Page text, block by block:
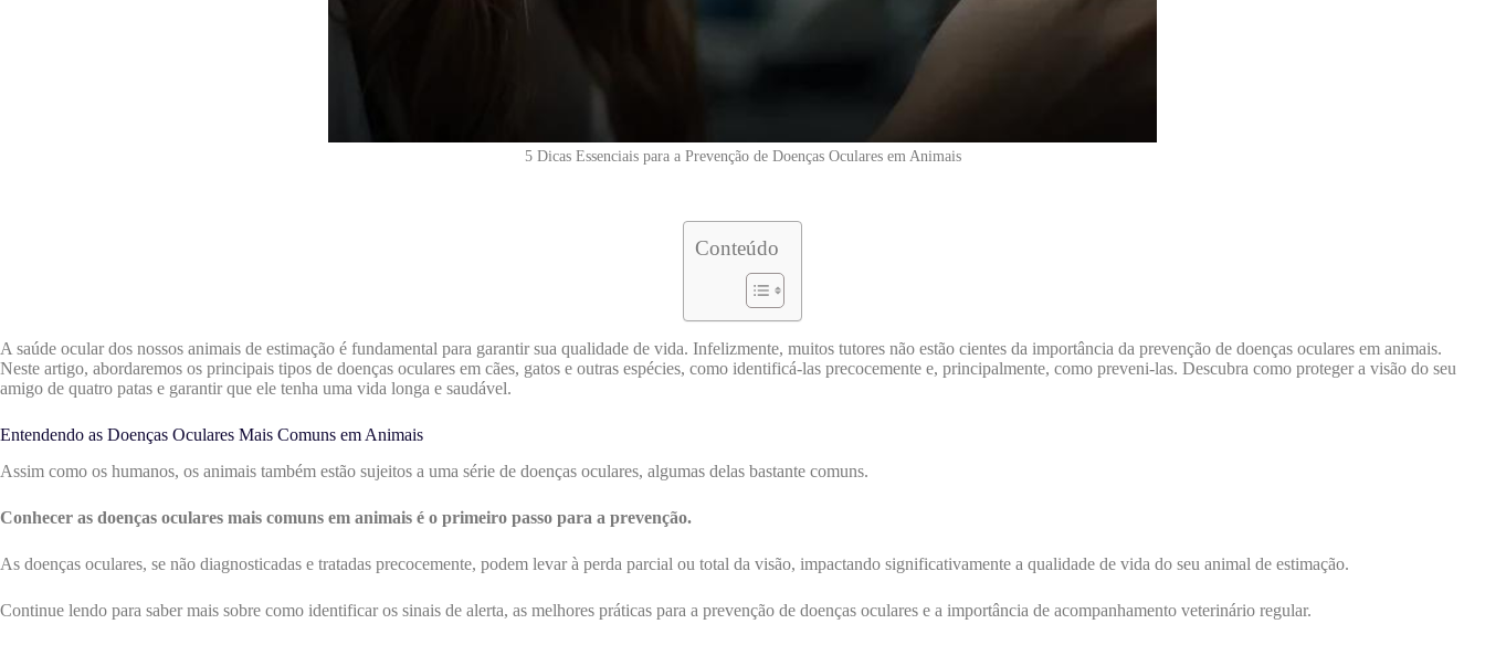
5 Dicas Essenciais para a Prevenção de Doenças Oculares em Animais
Conteúdo
A saúde ocular dos nossos animais de estimação é fundamental para garantir sua qualidade de vida. Infelizmente, muitos tutores não estão cientes da importância da prevenção de doenças oculares em animais.
Neste artigo, abordaremos os principais tipos de doenças oculares em cães, gatos e outras espécies, como identificá-las precocemente e, principalmente, como preveni-las. Descubra como proteger a visão do seu
amigo de quatro patas e garantir que ele tenha uma vida longa e saudável.
Entendendo as Doenças Oculares Mais Comuns em Animais
Assim como os humanos, os animais também estão sujeitos a uma série de doenças oculares, algumas delas bastante comuns.
Conhecer as doenças oculares mais comuns em animais é o primeiro passo para a prevenção.
As doenças oculares, se não diagnosticadas e tratadas precocemente, podem levar à perda parcial ou total da visão, impactando significativamente a qualidade de vida do seu animal de estimação.
Continue lendo para saber mais sobre como identificar os sinais de alerta, as melhores práticas para a prevenção de doenças oculares e a importância de acompanhamento veterinário regular.